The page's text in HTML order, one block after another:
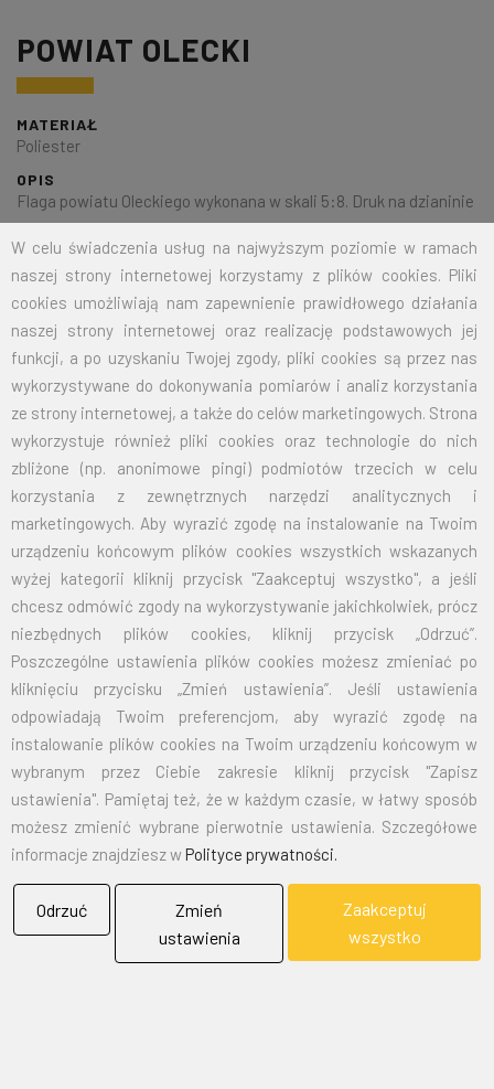
W celu świadczenia usług na najwyższym poziomie w ramach
naszej strony internetowej korzystamy z plików cookies. Pliki
cookies umożliwiają nam zapewnienie prawidłowego działania
naszej strony internetowej oraz realizację podstawowych jej
funkcji, a po uzyskaniu Twojej zgody, pliki cookies są przez nas
wykorzystywane do dokonywania pomiarów i analiz korzystania
ze strony internetowej, a także do celów marketingowych. Strona
wykorzystuje również pliki cookies oraz technologie do nich
zbliżone (np. anonimowe pingi) podmiotów trzecich w celu
korzystania z zewnętrznych narzędzi analitycznych i
marketingowych. Aby wyrazić zgodę na instalowanie na Twoim
urządzeniu końcowym plików cookies wszystkich wskazanych
wyżej kategorii kliknij przycisk "Zaakceptuj wszystko", a jeśli
chcesz odmówić zgody na wykorzystywanie jakichkolwiek, prócz
niezbędnych plików cookies, kliknij przycisk „Odrzuć”.
Poszczególne ustawienia plików cookies możesz zmieniać po
kliknięciu przycisku „Zmień ustawienia”. Jeśli ustawienia
odpowiadają Twoim preferencjom, aby wyrazić zgodę na
instalowanie plików cookies na Twoim urządzeniu końcowym w
wybranym przez Ciebie zakresie kliknij przycisk "Zapisz
ustawienia". Pamiętaj też, że w każdym czasie, w łatwy sposób
możesz zmienić wybrane pierwotnie ustawienia. Szczegółowe
informacje znajdziesz wPolityce prywatności.
Odrzuć
Zmień
ustawienia
Zaakceptuj
wszystko
POWIAT OLECKI
MATERIAŁ
Poliester
OPIS
Flaga powiatu Oleckiego wykonana w skali 5:8. Druk na dzianinie
poliestrowej o gramaturze 125g/mkw. Wykończona według
życzeń Klienta.
Na życzenie klienta jesteśmy w stanie wykonać dowolny rozmiar
flagi. Przy zamówieniu większej ilości cena zostanie wyliczona
indywidualnie.
ROZMIAR CENA NETTO CENA BRUTTO
70X110 32,50 39,98
100X160 67,50 83,03
125X200 105,00 129,15
150X240 151,50 186,35
EMAIL:marketing@bielflag.pl, biuro@bielflag.pl
TELEFON: 600 42 11 90,33/816 21 78